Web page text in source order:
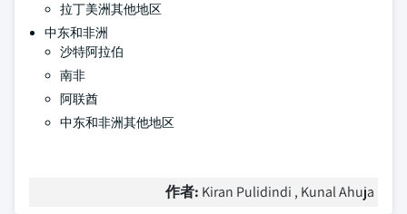
拉丁美洲其他地区
中东和非洲
沙特阿拉伯
南非
阿联酋
中东和非洲其他地区
作者: Kiran Pulidindi , Kunal Ahuja